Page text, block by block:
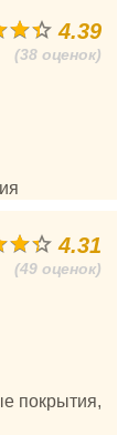
4.39
(38 оценок)
4.31
(49 оценок)
покрытия,